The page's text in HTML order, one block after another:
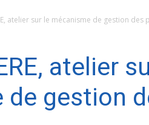
atelier sur le mécanisme de gestion des
atelier
de gestion